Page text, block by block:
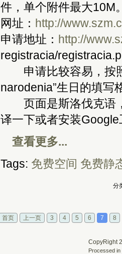
件，单个附件最大10M
网址： http://
申请地址： http://
registracia/
申请比较容易，按照
narodenia”生日的填写
页面是斯洛伐克语，
译一下或者安装
查看更多...
Tags: 免费空间 免费静
分
首页 上一页 3 4 5 6 7 8
CopyRight
Processed in